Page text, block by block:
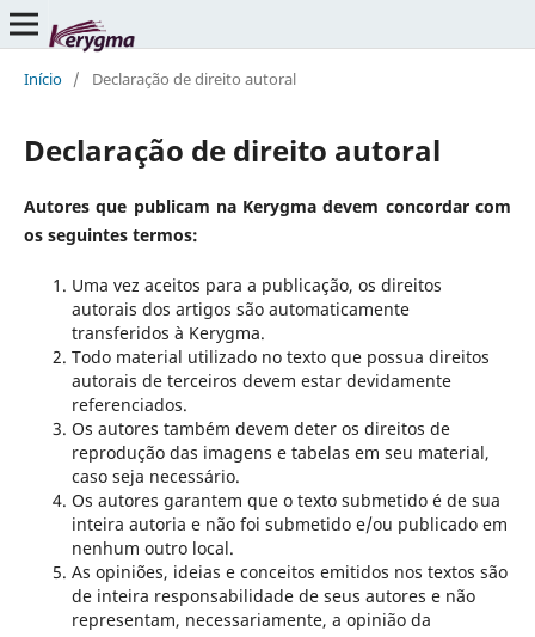
Início / Declaração de direito autoral
Declaração de direito autoral
Autores que publicam na Kerygma devem concordar com
os seguintes termos:
Uma vez aceitos para a publicação, os direitos
autorais dos artigos são automaticamente
transferidos à Kerygma.
Todo material utilizado no texto que possua direitos
autorais de terceiros devem estar devidamente
referenciados.
Os autores também devem deter os direitos de
reprodução das imagens e tabelas em seu material,
caso seja necessário.
Os autores garantem que o texto submetido é de sua
inteira autoria e não foi submetido e/ou publicado em
nenhum outro local.
As opiniões, ideias e conceitos emitidos nos textos são
de inteira responsabilidade de seus autores e não
representam, necessariamente, a opinião da